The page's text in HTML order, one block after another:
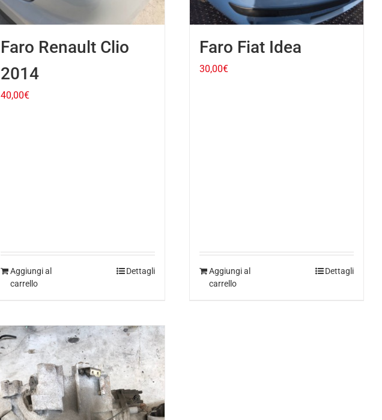
Faro Renault Clio
2014
40,00€
Aggiungi al
carrello
Dettagli
Faro Fiat Idea
30,00€
Aggiungi al
carrello
Dettagli